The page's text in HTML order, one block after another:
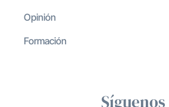
Opinión
Formación
Síguenos